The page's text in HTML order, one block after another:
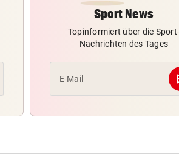
Sport News
Topinformiert über die Sport-
Nachrichten des Tages
E-Mail